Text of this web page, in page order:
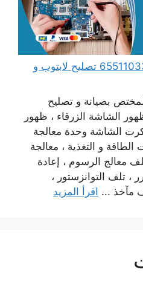
مهندس كمبيوتر الصليبية 65511033 تصليح لابتوب و
بصيانة و تصليح
الشاشة الزرقاء ، ظهور
الشاشة وحدة معالجة
و التغذية ، معالجة
معالج الرسوم ، إعادة
، تلف التوانزستور ،
مآخذ ... اقرأ المزيد